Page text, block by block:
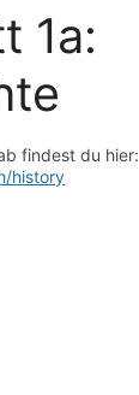
1a:
findest du hier:
history